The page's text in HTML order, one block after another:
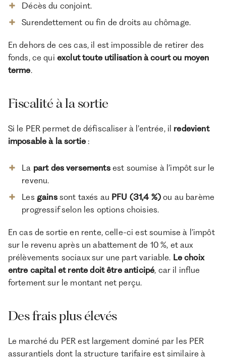
Décès du conjoint.
Surendettement ou fin de droits au chômage.
En dehors de ces cas, il est impossible de retirer des
fonds, ce qui exclut toute utilisation à court ou moyen
terme.
Fiscalité à la sortie
Si le PER permet de défiscaliser à l’entrée, il redevient
imposable à la sortie :
La part des versementsest soumise à l’impôt sur le
revenu.
Les gainssont taxés au PFU (31,4 %)ou au barème
progressif selon les options choisies.
En cas de sortie en rente, celle-ci est soumise à l’impôt
sur le revenu après un abattement de 10 %, et aux
prélèvements sociaux sur une part variable. Le choix
entre capital et rente doit être anticipé, car il influe
fortement sur le montant net perçu.
Des frais plus élevés
Le marché du PER est largement dominé par les PER
assurantiels dont la structure tarifaire est similaire à